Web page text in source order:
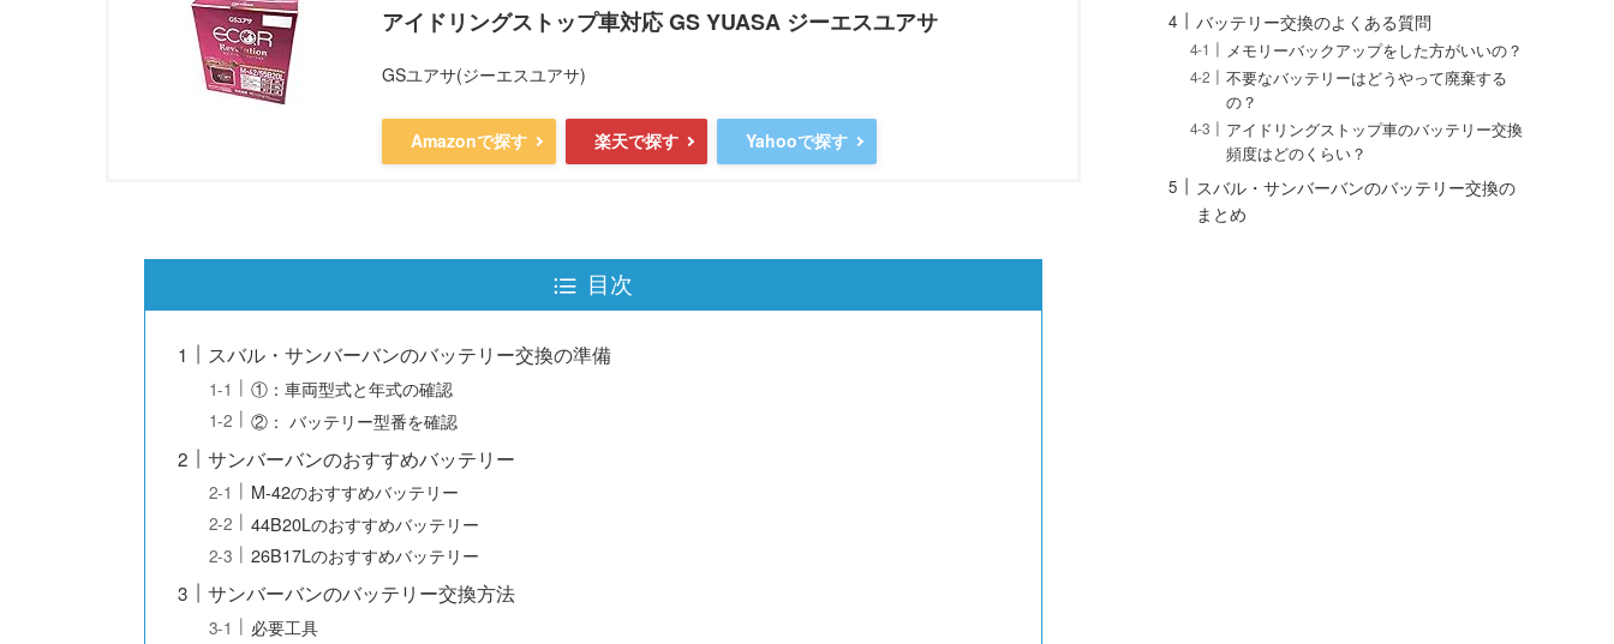
アイドリングストップ車対応 GS YUASA ジーエスユアサ
GSユアサ(ジーエスユアサ)
Amazonで探す 楽天で探す Yahooで探す
目次
スバル・サンバーバンのバッテリー交換の準備
①：車両型式と年式の確認
②： バッテリー型番を確認
サンバーバンのおすすめバッテリー
M-42のおすすめバッテリー
44B20Lのおすすめバッテリー
26B17Lのおすすめバッテリー
サンバーバンのバッテリー交換方法
必要工具
バッテリー交換のよくある質問
メモリーバックアップをした方がいいの？
不要なバッテリーはどうやって廃棄する
の？
アイドリングストップ車のバッテリー交換
頻度はどのくらい？
スバル・サンバーバンのバッテリー交換の
まとめ